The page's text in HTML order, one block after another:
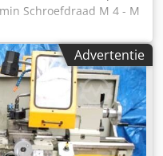
Schroefdraad M 4 - M
min. 200 mm
een radius tot 1900
een flexibel
gebruik.
Uitrusting: -
20111812 DIN 371
20111824 DIN 371 31
DIN 376 31
Advertentie